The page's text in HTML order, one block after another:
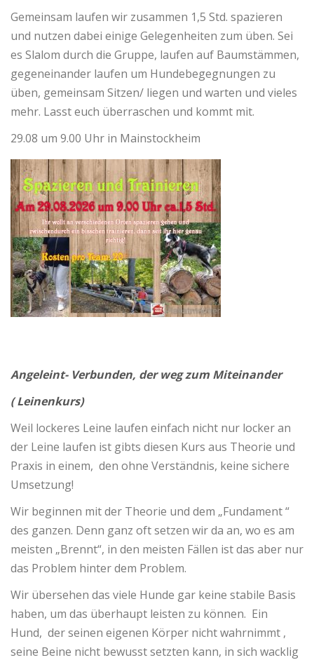
Gemeinsam laufen wir zusammen 1,5 Std. spazieren
und nutzen dabei einige Gelegenheiten zum üben. Sei
es Slalom durch die Gruppe, laufen auf Baumstämmen,
gegeneinander laufen um Hundebegegnungen zu
üben, gemeinsam Sitzen/ liegen und warten und vieles
mehr. Lasst euch überraschen und kommt mit.
29.08 um 9.00 Uhr in Mainstockheim
Angeleint- Verbunden, der weg zum Miteinander
( Leinenkurs)
Weil lockeres Leine laufen einfach nicht nur locker an
der Leine laufen ist gibts diesen Kurs aus Theorie und
Praxis in einem, den ohne Verständnis, keine sichere
Umsetzung!
Wir beginnen mit der Theorie und dem „Fundament “
des ganzen. Denn ganz oft setzen wir da an, wo es am
meisten „Brennt“, in den meisten Fällen ist das aber nur
das Problem hinter dem Problem.
Wir übersehen das viele Hunde gar keine stabile Basis
haben, um das überhaupt leisten zu können. Ein
Hund, der seinen eigenen Körper nicht wahrnimmt ,
seine Beine nicht bewusst setzten kann, in sich wacklig